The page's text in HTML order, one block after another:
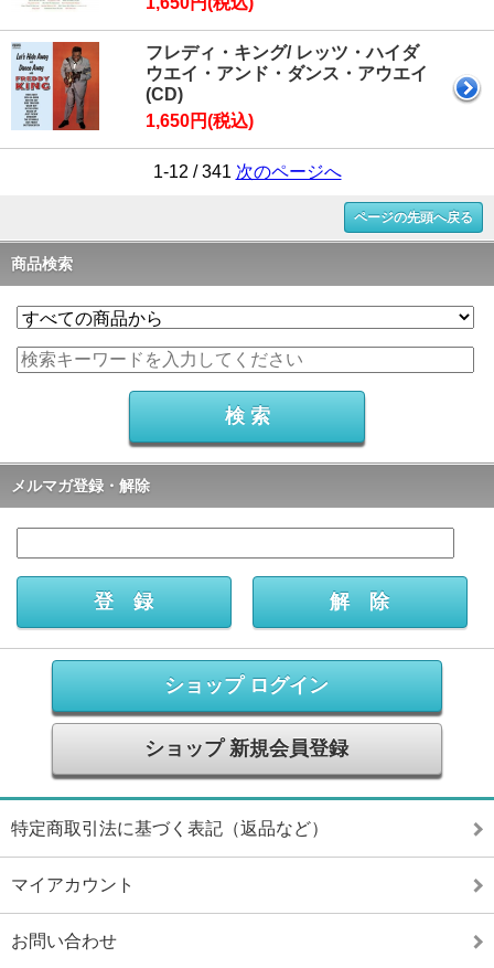
フレディ・キング/ レッツ・ハイダ
ウエイ・アンド・ダンス・アウエイ
(CD)
1,650円(税込)
1-12 / 341 次のページへ
ページの先頭へ戻る
商品検索
メルマガ登録・解除
ショップ ログイン
ショップ 新規会員登録
特定商取引法に基づく表記（返品など）
マイアカウント
お問い合わせ